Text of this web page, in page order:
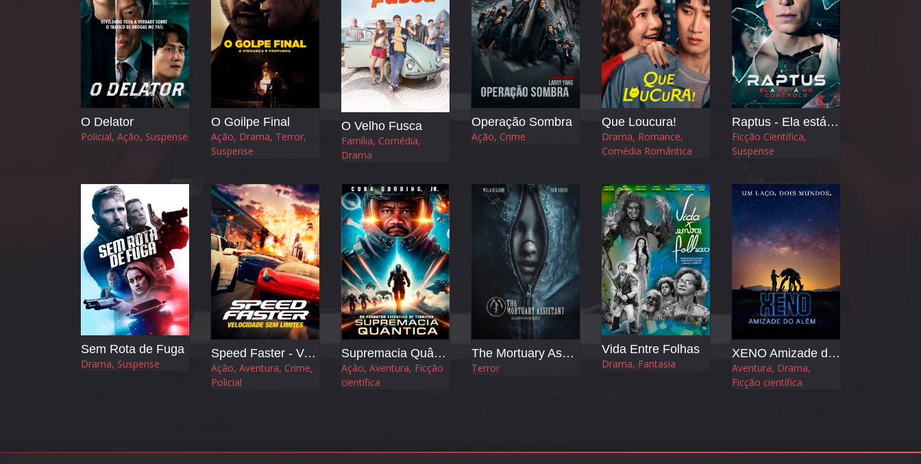
O Delator
Policial, Ação, Suspense
O Goilpe Final
Ação, Drama, Terror,
Suspense
O Velho Fusca
Família, Comédia,
Drama
Operação Sombra
Ação, Crime
Que Loucura!
Drama, Romance,
Comédia Romântica
Raptus - Ela está no Controle
Ficção Científica,
Suspense
Sem Rota de Fuga
Drama, Suspense
Speed Faster - Velocidade sem Limites
Ação, Aventura, Crime,
Policial
Supremacia Quântica
Ação, Aventura, Ficção
científica
The Mortuary Assistant
Terror
Vida Entre Folhas
Drama, Fantasia
XENO Amizade do Além
Aventura, Drama,
Ficção científica